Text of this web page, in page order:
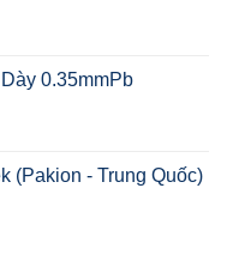
0.35mmPb
(Pakion - Trung Quốc)